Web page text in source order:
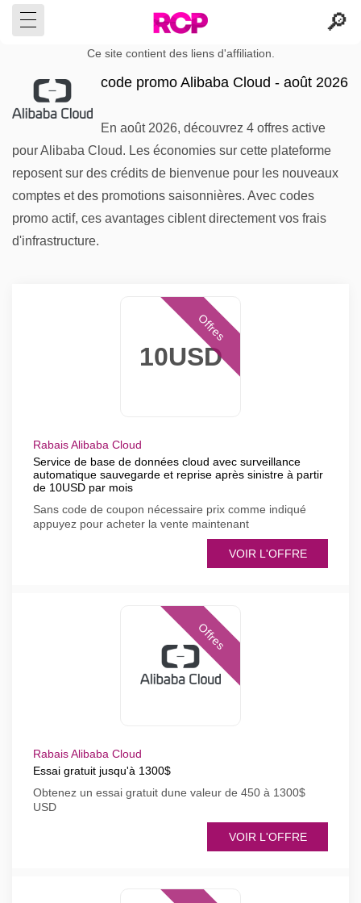
Ce site contient des liens d'affiliation.
code promo Alibaba Cloud - août 2026
En août 2026, découvrez 4 offres active
pour Alibaba Cloud. Les économies sur cette plateforme
reposent sur des crédits de bienvenue pour les nouveaux
comptes et des promotions saisonnières. Avec codes
promo actif, ces avantages ciblent directement vos frais
d'infrastructure.
10USD
Offres
Rabais Alibaba Cloud
Service de base de données cloud avec surveillance
automatique sauvegarde et reprise après sinistre à partir
de 10USD par mois
Sans code de coupon nécessaire prix comme indiqué
appuyez pour acheter la vente maintenant
VOIR L'OFFRE
Offres
Rabais Alibaba Cloud
Essai gratuit jusqu'à 1300$
Obtenez un essai gratuit dune valeur de 450 à 1300$
USD
VOIR L'OFFRE